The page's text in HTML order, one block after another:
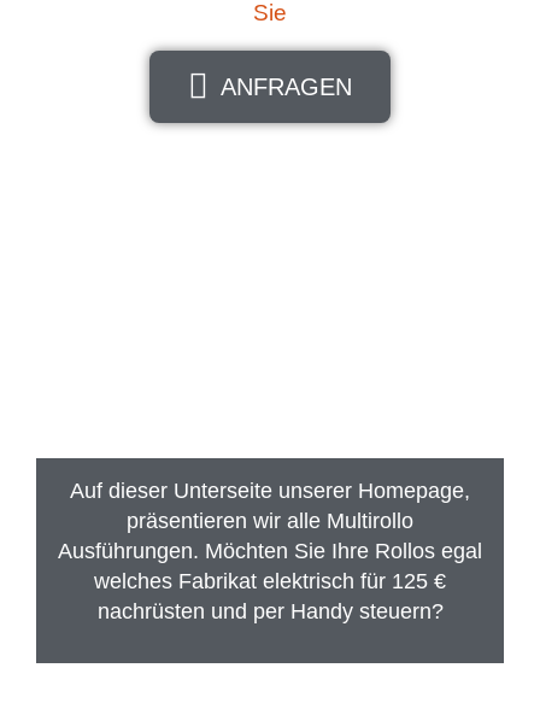
Sie
ANFRAGEN
Auf dieser Unterseite unserer Homepage,
präsentieren wir alle Multirollo
Ausführungen. Möchten Sie Ihre Rollos egal
welches Fabrikat elektrisch für 125 €
nachrüsten und per Handy steuern?